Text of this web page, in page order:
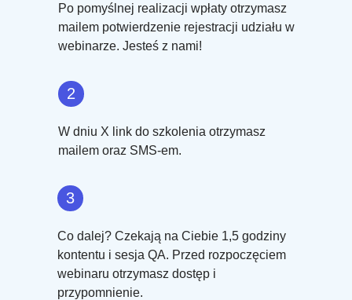
Po pomyślnej realizacji wpłaty otrzymasz
mailem potwierdzenie rejestracji udziału w
webinarze. Jesteś z nami!
W dniu X link do szkolenia otrzymasz
mailem oraz SMS-em.
2
Co dalej? Czekają na Ciebie 1,5 godziny
kontentu i sesja QA. Przed rozpoczęciem
webinaru otrzymasz dostęp i
przypomnienie.
3